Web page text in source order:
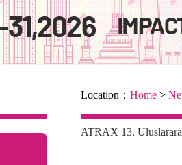
Location： Home >
ATRAX 13.